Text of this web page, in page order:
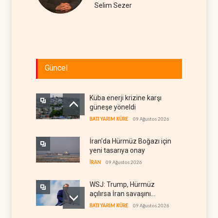
Selim Sezer
Güncel
Küba enerji krizine karşı
güneşe yöneldi
BATI YARIM KÜRE 09 Ağustos 2026
İran'da Hürmüz Boğazı için
yeni tasarıya onay
İRAN 09 Ağustos 2026
WSJ: Trump, Hürmüz
açılırsa İran savaşını
bitirmeye hazır
BATI YARIM KÜRE 09 Ağustos 2026